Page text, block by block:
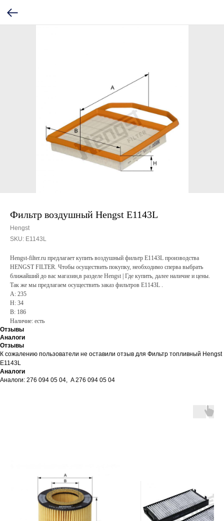
Фильтр воздушный Hengst E1143L
Hengst
SKU: E1143L
Hengst-filter.ru предлагает купить воздушный фильтр E1143L производства
HENGST FILTER. Чтобы осуществить покупку, необходимо сперва выбрать
ближайший до вас магазин,в разделе Hengst | Где купить, далее наличие и цены.
Так же мы предлагаем осуществить заказ фильтров E1143L .
A: 235
H: 34
B: 186
Наличие: есть
Отзывы
Аналоги
Отзывы
К сожалению пользователи не оставили отзыв для Фильтр топливный Hengst
E1143L
Аналоги
Аналоги: 276 094 05 04, A 276 094 05 04